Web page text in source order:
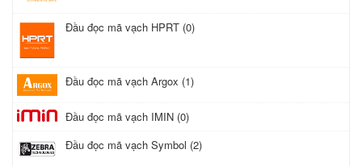
Đầu đọc mã vạch HPRT (0)
Đầu đọc mã vạch Argox (1)
Đầu đọc mã vạch IMIN (0)
Đầu đọc mã vạch Symbol (2)